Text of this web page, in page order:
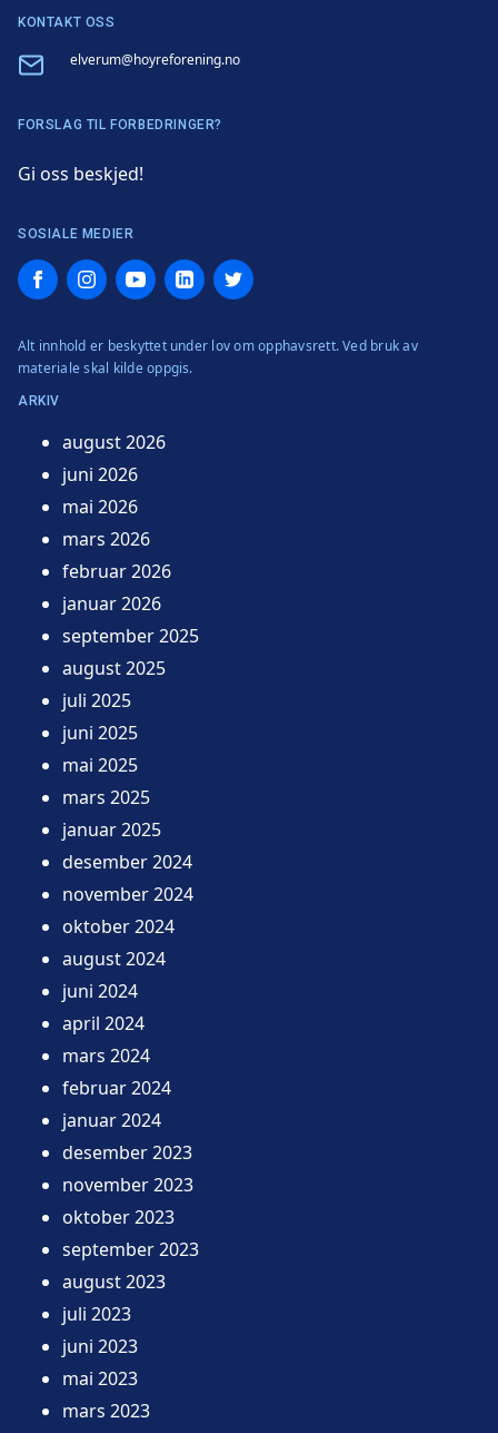
KONTAKT OSS
Email elverum@hoyreforening.no
FORSLAG TIL FORBEDRINGER?
Gi oss beskjed!
SOSIALE MEDIER
FacebookInstagramYouTubeLinkedInTwitter
Alt innhold er beskyttet under lov om opphavsrett. Ved bruk av
materiale skal kilde oppgis.
ARKIV
august 2026
juni 2026
mai 2026
mars 2026
februar 2026
januar 2026
september 2025
august 2025
juli 2025
juni 2025
mai 2025
mars 2025
januar 2025
desember 2024
november 2024
oktober 2024
august 2024
juni 2024
april 2024
mars 2024
februar 2024
januar 2024
desember 2023
november 2023
oktober 2023
september 2023
august 2023
juli 2023
juni 2023
mai 2023
mars 2023